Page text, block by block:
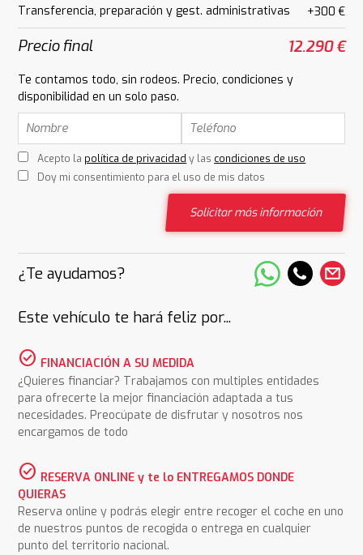
Transferencia, preparación y gest. administrativas
+300 €
Precio final 12.290 €
Te contamos todo, sin rodeos. Precio, condiciones y
disponibilidad en un solo paso.
Acepto la política de privacidad y las condiciones de uso
Doy mi consentimiento para el uso de mis datos
Solicitar más información
¿Te ayudamos?
Este vehículo te hará feliz por...
check_circle FINANCIACIÓN A SU MEDIDA
¿Quieres financiar? Trabajamos con multiples entidades
para ofrecerte la mejor financiación adaptada a tus
necesidades. Preocúpate de disfrutar y nosotros nos
encargamos de todo
check_circle RESERVA ONLINE y te lo ENTREGAMOS DONDE
QUIERAS
Reserva online y podrás elegir entre recoger el coche en uno
de nuestros puntos de recogida o entrega en cualquier
punto del territorio nacional.